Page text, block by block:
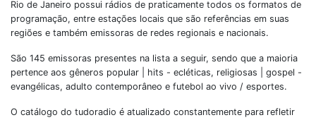
Rio de Janeiro possui rádios de praticamente todos os formatos de
programação, entre estações locais que são referências em suas
regiões e também emissoras de redes regionais e nacionais.
São 145 emissoras presentes na lista a seguir, sendo que a maioria
pertence aos gêneros popular | hits - ecléticas, religiosas | gospel -
evangélicas, adulto contemporâneo e futebol ao vivo / esportes.
O catálogo do tudoradio é atualizado constantemente para refletir